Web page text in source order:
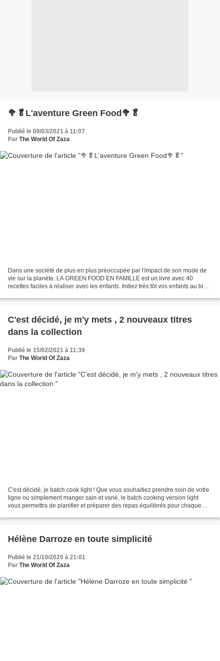
🥦🥬L'aventure Green Food🥦🥬
Publié le 09/03/2021 à 11:07
Par The World Of Zaza
Dans une société de plus en plus préoccupée par l'impact de son mode de
vie sur la planète. LA GREEN FOOD EN FAMILLE est un livre avec 40
recettes faciles à réaliser avec les enfants. Initiez très tôt vos enfants au bien
C'est décidé, je m'y mets , 2 nouveaux titres
dans la collection
Publié le 15/02/2021 à 11:39
Par The World Of Zaza
C'est décidé, je batch cook light ! Que vous souhaitiez prendre soin de votre
ligne ou simplement manger sain et varié, le batch cooking version light
vous permettra de planifier et préparer des repas équilibrés pour chaque
Hélène Darroze en toute simplicité
Publié le 21/10/2020 à 21:01
Par The World Of Zaza